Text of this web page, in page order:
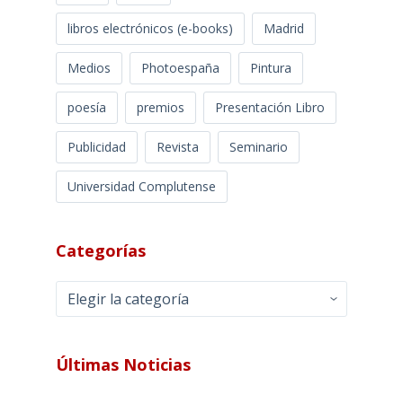
libros electrónicos (e-books) Madrid
Medios Photoespaña Pintura
poesía premios Presentación Libro
Publicidad Revista Seminario
Universidad Complutense
Categorías
Categorías
Últimas Noticias